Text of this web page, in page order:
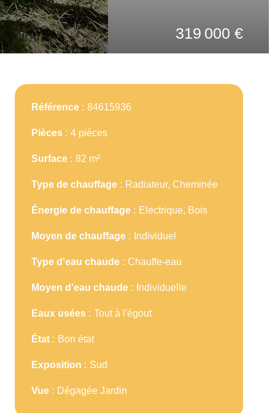
319 000 €
Référence 84615936
Pièces 4 pièces
Surface 82 m²
Type de chauffage Radiateur, Cheminée
Énergie de chauffage Electrique, Bois
Moyen de chauffage Individuel
Type d'eau chaude Chauffe-eau
Moyen d'eau chaude Individuelle
Eaux usées Tout à l'égout
État Bon état
Exposition Sud
Vue Dégagée Jardin